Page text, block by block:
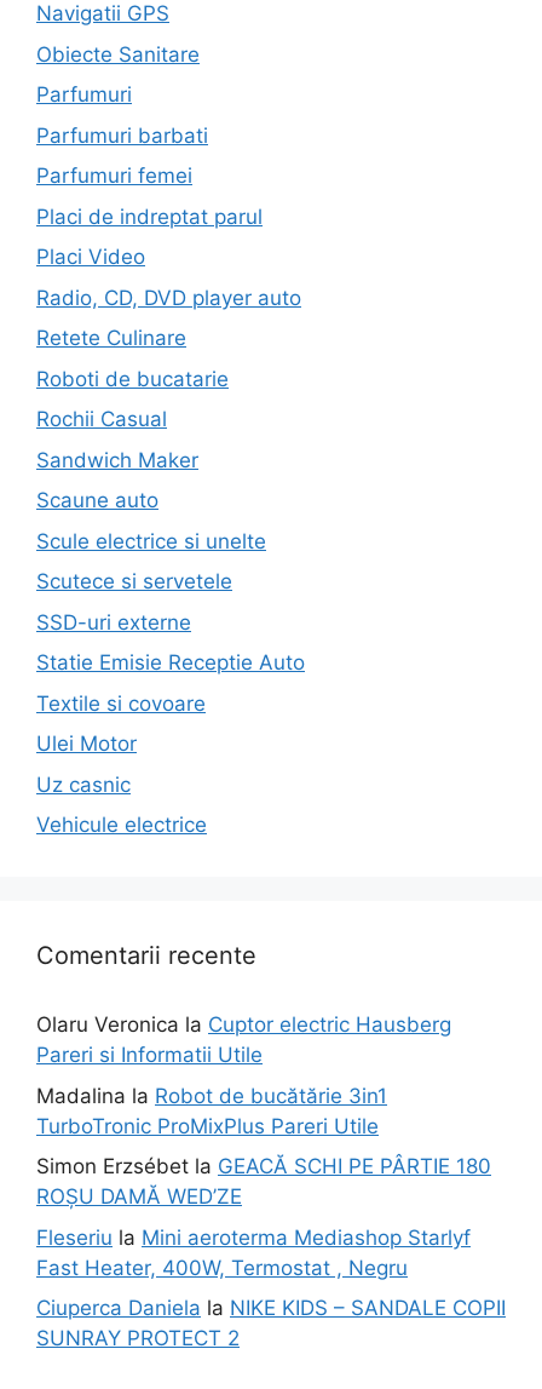
Navigatii GPS
Obiecte Sanitare
Parfumuri
Parfumuri barbati
Parfumuri femei
Placi de indreptat parul
Placi Video
Radio, CD, DVD player auto
Retete Culinare
Roboti de bucatarie
Rochii Casual
Sandwich Maker
Scaune auto
Scule electrice si unelte
Scutece si servetele
SSD-uri externe
Statie Emisie Receptie Auto
Textile si covoare
Ulei Motor
Uz casnic
Vehicule electrice
Comentarii recente
Olaru Veronica la Cuptor electric Hausberg
Pareri si Informatii Utile
Madalina la Robot de bucătărie 3in1
TurboTronic ProMixPlus Pareri Utile
Simon Erzsébet la GEACĂ SCHI PE PÂRTIE 180
ROȘU DAMĂ WED’ZE
Fleseriu la Mini aeroterma Mediashop Starlyf
Fast Heater, 400W, Termostat , Negru
Ciuperca Daniela la NIKE KIDS – SANDALE COPII
SUNRAY PROTECT 2